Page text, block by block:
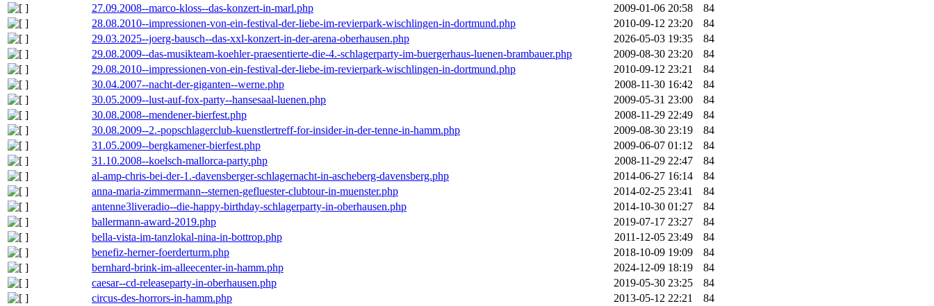
27.09.2008--marco-kloss--das-konzert-in-marl.php
2009-01-06 20:58
84
28.08.2010--impressionen-von-ein-festival-der-liebe-im-revierpark-wischlingen-in-dortmund.php
2010-09-12 23:20
84
29.03.2025--joerg-bausch--das-xxl-konzert-in-der-arena-oberhausen.php
2026-05-03 19:35
84
29.08.2009--das-musikteam-koehler-praesentierte-die-4.-schlagerparty-im-buergerhaus-luenen-brambauer.php
2009-08-30 23:20
84
29.08.2010--impressionen-von-ein-festival-der-liebe-im-revierpark-wischlingen-in-dortmund.php
2010-09-12 23:21
84
30.04.2007--nacht-der-giganten--werne.php
2008-11-30 16:42
84
30.05.2009--lust-auf-fox-party--hansesaal-luenen.php
2009-05-31 23:00
84
30.08.2008--mendener-bierfest.php
2008-11-29 22:49
84
30.08.2009--2.-popschlagerclub-kuenstlertreff-for-insider-in-der-tenne-in-hamm.php
2009-08-30 23:19
84
31.05.2009--bergkamener-bierfest.php
2009-06-07 01:12
84
31.10.2008--koelsch-mallorca-party.php
2008-11-29 22:47
84
al-amp-chris-bei-der-1.-davensberger-schlagernacht-in-ascheberg-davensberg.php
2014-06-27 16:14
84
anna-maria-zimmermann--sternen-gefluester-clubtour-in-muenster.php
2014-02-25 23:41
84
antenne3liveradio--die-happy-birthday-schlagerparty-in-oberhausen.php
2014-10-30 01:27
84
ballermann-award-2019.php
2019-07-17 23:27
84
bella-vista-im-tanzlokal-nina-in-bottrop.php
2011-12-05 23:49
84
benefiz-herner-foerderturm.php
2018-10-09 19:09
84
bernhard-brink-im-alleecenter-in-hamm.php
2024-12-09 18:19
84
caesar--cd-releaseparty-in-oberhausen.php
2019-05-30 23:25
84
circus-des-horrors-in-hamm.php
2013-05-12 22:21
84